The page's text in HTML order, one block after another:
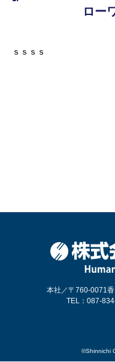
ロー
ｓｓｓｓ
本社／〒760-0071
TEL：087-
©Shinnichi